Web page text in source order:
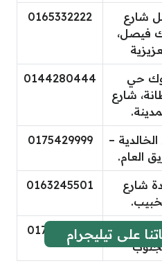
شارع
فيصل،
0165332222
حي
شارع
0144280444
–
العام.
0175429999
شارع
0163245501
–
0177220554على تيليجرام